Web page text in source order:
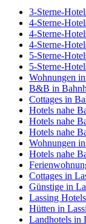
3-Sterne-
4-Sterne-
4-Sterne-
4-Sterne-
5-Sterne-
5-Sterne-
Wohnungen
B&B in
Cottages in
Hotels nahe
Hotels nahe
Hotels nahe
Wohnungen
Hotels nahe
Cottages in
Günstige in
Lassing Hotels
Hütten in
Landhotels in